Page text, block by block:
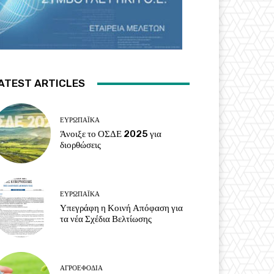
ARTICLES
ΕΥΡΩΠΑΪΚΆ
Άνοιξε το ΟΣΔΕ 2025 για
διορθώσεις
ΕΥΡΩΠΑΪΚΆ
Υπεγράφη η Κοινή Απόφαση για
τα νέα Σχέδια Βελτίωσης
ΑΓΡΟΕΦΌΔΙΑ